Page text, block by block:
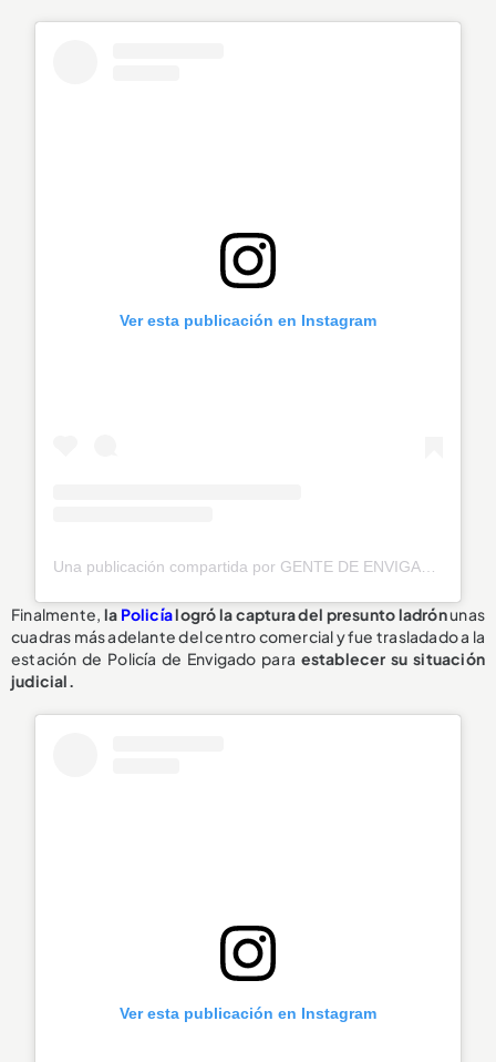
Ver esta publicación en Instagram
Una publicación compartida por GENTE DE ENVIGADO® 🧡 (@genteenvigado)
Finalmente, la Policíalogró la captura del presunto ladrónunas
cuadras más adelante del centro comercial y fue trasladado a la
estación de Policía de Envigado para establecer su situación
judicial.
Ver esta publicación en Instagram